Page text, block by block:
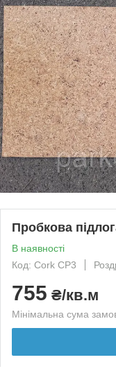
Пробкова
В наявності
Код: Cork CP3
755 ₴/кв.м
Мінімальна сума